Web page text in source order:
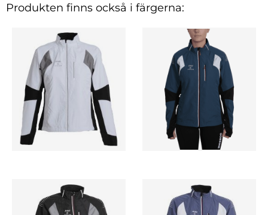
Produkten finns också i färgerna: